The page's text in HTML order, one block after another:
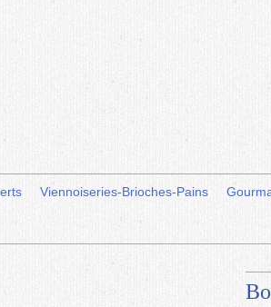
Viennoiseries-Brioches-Pains